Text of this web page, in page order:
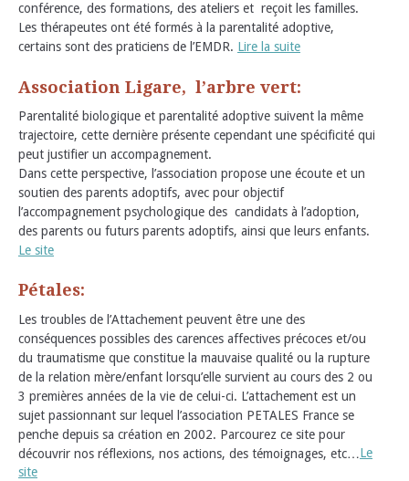
conférence, des formations, des ateliers et reçoit les familles.
Les thérapeutes ont été formés à la parentalité adoptive,
certains sont des praticiens de l’EMDR. Lire la suite
Association Ligare, l’arbre vert:
Parentalité biologique et parentalité adoptive suivent la même
trajectoire, cette dernière présente cependant une spécificité qui
peut justifier un accompagnement.
Dans cette perspective, l’association propose une écoute et un
soutien des parents adoptifs, avec pour objectif
l’accompagnement psychologique des candidats à l’adoption,
des parents ou futurs parents adoptifs, ainsi que leurs enfants.
Le site
Pétales:
Les troubles de l’Attachement peuvent être une des
conséquences possibles des carences affectives précoces et/ou
du traumatisme que constitue la mauvaise qualité ou la rupture
de la relation mère/enfant lorsqu’elle survient au cours des 2 ou
3 premières années de la vie de celui-ci. L’attachement est un
sujet passionnant sur lequel l’association PETALES France se
penche depuis sa création en 2002. Parcourez ce site pour
découvrir nos réflexions, nos actions, des témoignages, etc…Le
site